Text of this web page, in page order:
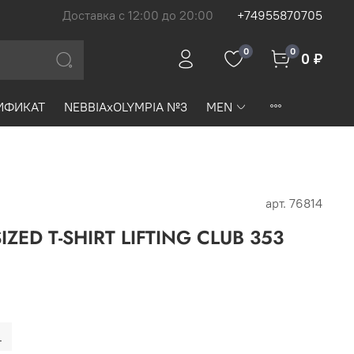
Доставка с 12:00 до 20:00 +74955870705
0 0 0 ₽
NEBBIAxOLYMPIA №3 MEN
арт. 76814
T-SHIRT LIFTING CLUB 353